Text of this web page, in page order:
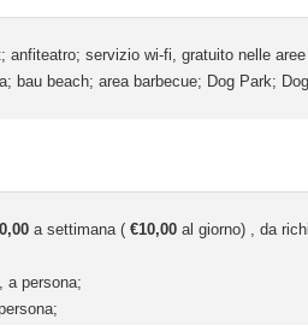
servizio wi-fi, gratuito nelle
bau beach; area barbecue; Dog Park;
a settimana ( €10,00 al giorno) , da
a persona;